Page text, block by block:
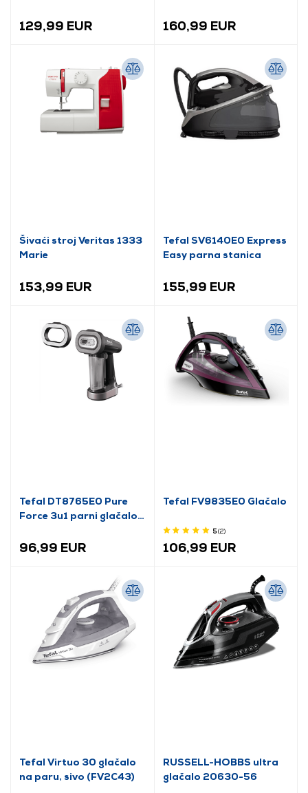
129,99 EUR 160,99 EUR
Šivaći stroj Veritas 1333
Marie
153,99 EUR
Tefal SV6140E0 Express
Easy parna stanica
155,99 EUR
Tefal DT8765E0 Pure
Force 3u1 parni glačalo
96,99 EUR
Tefal FV9835E0 Glačalo
5(2)
106,99 EUR
Tefal Virtuo 30 glačalo
na paru, sivo (FV2C43)
RUSSELL-HOBBS ultra
glačalo 20630-56